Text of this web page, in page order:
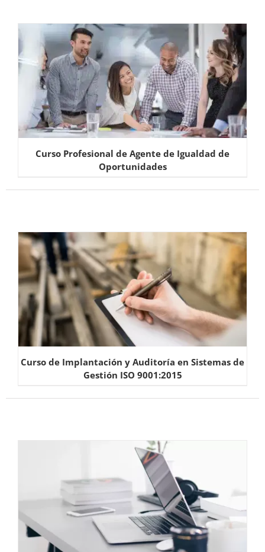
Curso Profesional de Agente de Igualdad de
Oportunidades
Curso de Implantación y Auditoría en Sistemas de
Gestión ISO 9001:2015